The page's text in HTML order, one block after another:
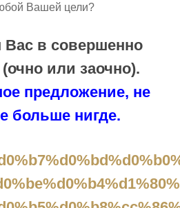
Вашей цели?
Вас в совершенно
или заочно).
предложение, не
больше нигде.